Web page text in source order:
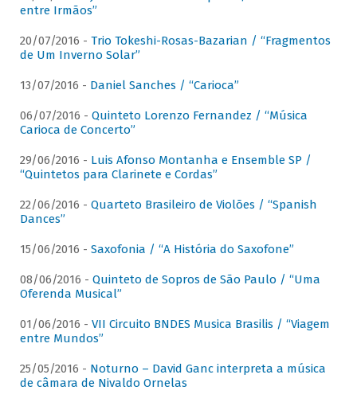
entre Irmãos”
20/07/2016 - Trio Tokeshi-Rosas-Bazarian / “Fragmentos
de Um Inverno Solar”
13/07/2016 - Daniel Sanches / “Carioca”
06/07/2016 - Quinteto Lorenzo Fernandez / “Música
Carioca de Concerto”
29/06/2016 - Luis Afonso Montanha e Ensemble SP /
“Quintetos para Clarinete e Cordas”
22/06/2016 - Quarteto Brasileiro de Violões / “Spanish
Dances”
15/06/2016 - Saxofonia / “A História do Saxofone”
08/06/2016 - Quinteto de Sopros de São Paulo / “Uma
Oferenda Musical”
01/06/2016 - VII Circuito BNDES Musica Brasilis / “Viagem
entre Mundos”
25/05/2016 - Noturno – David Ganc interpreta a música
de câmara de Nivaldo Ornelas